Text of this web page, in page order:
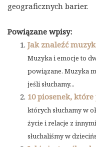
geograficznych barier.
Powiązane wpisy:
Jak znaleźć
Muzyka i emocje to
powiązane. Muzyka
jeśli słuchamy...
10 piosenek,
których słuchamy w
życie i relacje z
słuchaliśmy w